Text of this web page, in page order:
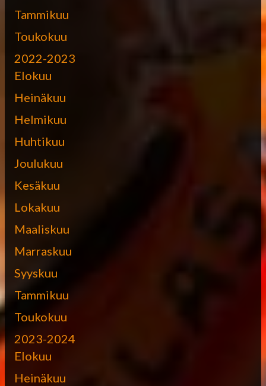
Tammikuu
Toukokuu
2022-2023
Elokuu
Heinäkuu
Helmikuu
Huhtikuu
Joulukuu
Kesäkuu
Lokakuu
Maaliskuu
Marraskuu
Syyskuu
Tammikuu
Toukokuu
2023-2024
Elokuu
Heinäkuu